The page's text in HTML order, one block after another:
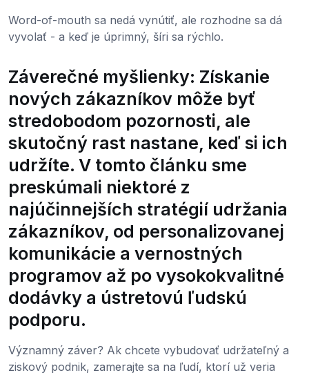
Word-of-mouth sa nedá vynútiť, ale rozhodne sa dá
vyvolať - a keď je úprimný, šíri sa rýchlo.
Záverečné myšlienky: Získanie
nových zákazníkov môže byť
stredobodom pozornosti, ale
skutočný rast nastane, keď si ich
udržíte. V tomto článku sme
preskúmali niektoré z
najúčinnejších stratégií udržania
zákazníkov, od personalizovanej
komunikácie a vernostných
programov až po vysokokvalitné
dodávky a ústretovú ľudskú
podporu.
Významný záver? Ak chcete vybudovať udržateľný a
ziskový podnik, zamerajte sa na ľudí, ktorí už veria